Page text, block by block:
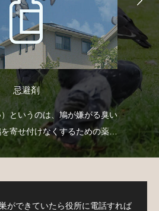
忌避剤
というのは、鳩が嫌がる臭い
寄せ付けなくするための薬剤
ものがあります。
ができていたら役所に電話すれば